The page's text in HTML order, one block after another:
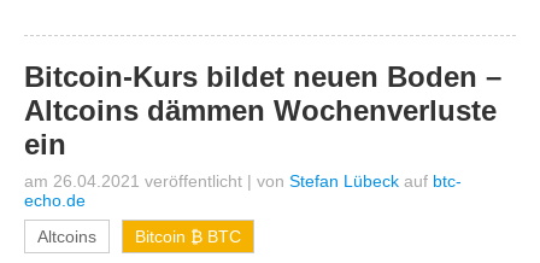
Bitcoin-Kurs bildet neuen Boden –
Altcoins dämmen Wochenverluste
ein
am 26.04.2021 veröffentlicht | von Stefan Lübeck auf btc-
echo.de
Altcoins
Bitcoin ₿ BTC